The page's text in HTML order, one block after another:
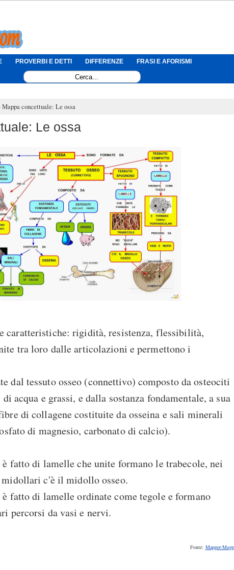
PROVERBI E DETTI DIFFERENZE FRASI E AFORISMI
Mappa concettuale: Le ossa
Le ossa
caratteristiche: rigidità, resistenza, flessibilità,
tra loro dalle articolazioni e permettono i
dal tessuto osseo (connettivo) composto da osteociti
acqua e grassi, e dalla sostanza fondamentale, a sua
di collagene costituite da osseina e sali minerali
di magnesio, carbonato di calcio).
fatto di lamelle che unite formano le trabecole, nei
c'è il midollo osseo.
fatto di lamelle ordinate come tegole e formano
percorsi da vasi e nervi.
Fonte: Mapper-